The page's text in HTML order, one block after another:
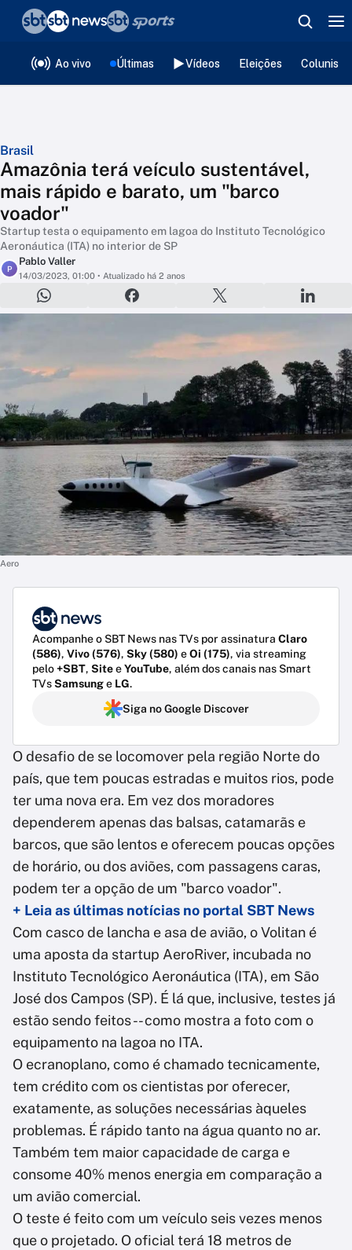
Ao vivo Últimas Vídeos Eleições
Brasil
Amazônia terá veículo sustentável,
mais rápido e barato, um "barco
voador"
Startup testa o equipamento em lagoa do Instituto Tecnológico
Aeronáutica (ITA) no interior de SP
P
Pablo Valler
14/03/2023, 01:00 • Atualizado há 2 anos
Aero
Acompanhe o SBT News nas TVs por assinatura Claro
(586), Vivo (576), Sky (580) eOi (175), via streaming
pelo+SBT, SiteeYouTube, além dos canais nas Smart
TVsSamsunge LG.
Siga no Google Discover
O desafio de se locomover pela região Norte do
país, que tem poucas estradas e muitos rios, pode
ter uma nova era. Em vez dos moradores
dependerem apenas das balsas, catamarãs e
barcos, que são lentos e oferecem poucas opções
de horário, ou dos aviões, com passagens caras,
podem ter a opção de um "barco voador".
+ Leia as últimas notícias no portal SBT News
Com casco de lancha e asa de avião, o Volitan é
uma aposta da startup AeroRiver, incubada no
Instituto Tecnológico Aeronáutica (ITA), em São
José dos Campos (SP). É lá que, inclusive, testes já
estão sendo feitos -- como mostra a foto com o
equipamento na lagoa no ITA.
O ecranoplano, como é chamado tecnicamente,
tem crédito com os cientistas por oferecer,
exatamente, as soluções necessárias àqueles
problemas. É rápido tanto na água quanto no ar.
Também tem maior capacidade de carga e
consome 40% menos energia em comparação a
um avião comercial.
O teste é feito com um veículo seis vezes menos
que o projetado. O oficial terá 18 metros de
❮voltar
Editorias